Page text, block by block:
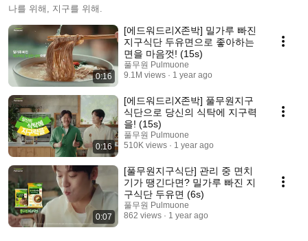
나를 위해, 지구를 위해.
0:16
[에드워드리X존박] 밀가루 빠진
지구식단 두유면으로 좋아하는
면을 마음껏! (15s)​
풀무원 Pulmuone
9.1M views
1 year ago
0:16
[에드워드리X존박] 풀무원지구
식단으로 당신의 식탁에 지구력
을! (15s)​
풀무원 Pulmuone
510K views
1 year ago
0:07
[풀무원지구식단] 관리 중 면치
기가 땡긴다면? 밀가루 빠진 지
구식단 두유면 (6s)​
풀무원 Pulmuone
862 views
1 year ago